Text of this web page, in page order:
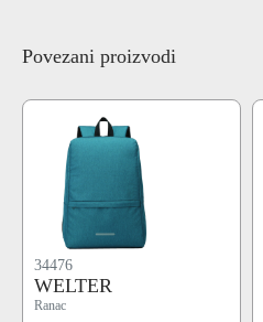
Povezani proizvodi
34476
WELTER
Ranac